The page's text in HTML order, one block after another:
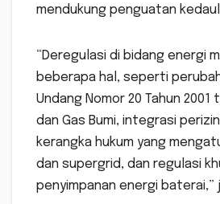
mendukung penguatan
“Deregulasi di bidang energi
beberapa hal, seperti
Undang Nomor 20 Tahun
dan Gas Bumi, integrasi
kerangka hukum yang
dan supergrid, dan regulasi
penyimpanan energi baterai,”